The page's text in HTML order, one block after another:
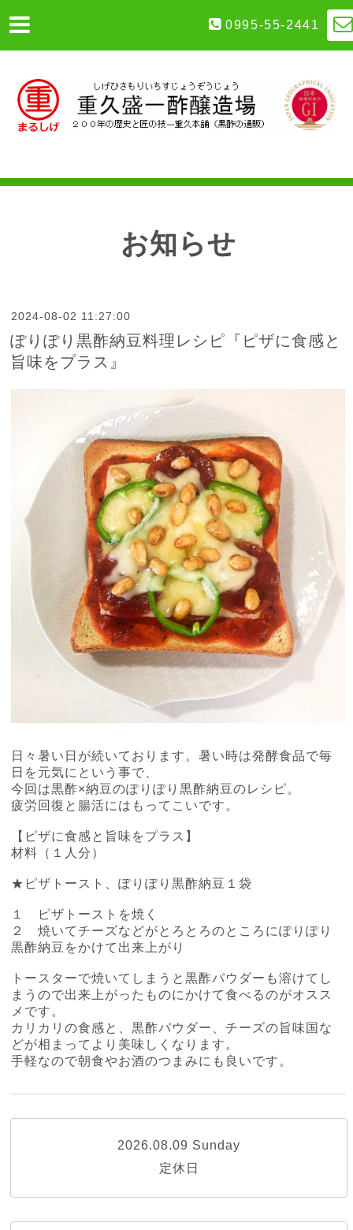
0995-55-2441
お知らせ
2024-08-02 11:27:00
ぽりぽり黒酢納豆料理レシピ『ピザに食感と
旨味をプラス』
日々暑い日が続いております。暑い時は発酵食品で毎
日を元気にという事で、
今回は黒酢×納豆のぽりぽり黒酢納豆のレシピ。
疲労回復と腸活にはもってこいです。
【ピザに食感と旨味をプラス】
材料（１人分）
★ピザトースト、ぽりぽり黒酢納豆１袋
１ ピザトーストを焼く
２ 焼いてチーズなどがとろとろのところにぽりぽり
黒酢納豆をかけて出来上がり
トースターで焼いてしまうと黒酢パウダーも溶けてし
まうので出来上がったものにかけて食べるのがオスス
メです。
カリカリの食感と、黒酢パウダー、チーズの旨味国な
どが相まってより美味しくなります。
手軽なので朝食やお酒のつまみにも良いです。
2026.08.09 Sunday
定休日